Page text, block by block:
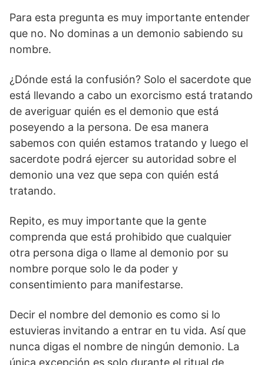
Para esta pregunta es muy importante entender
que no. No dominas a un demonio sabiendo su
nombre.
¿Dónde está la confusión? Solo el sacerdote que
está llevando a cabo un exorcismo está tratando
de averiguar quién es el demonio que está
poseyendo a la persona. De esa manera
sabemos con quién estamos tratando y luego el
sacerdote podrá ejercer su autoridad sobre el
demonio una vez que sepa con quién está
tratando.
Repito, es muy importante que la gente
comprenda que está prohibido que cualquier
otra persona diga o llame al demonio por su
nombre porque solo le da poder y
consentimiento para manifestarse.
Decir el nombre del demonio es como si lo
estuvieras invitando a entrar en tu vida. Así que
nunca digas el nombre de ningún demonio. La
única excepción es solo durante el ritual de